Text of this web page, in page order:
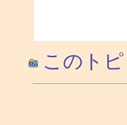
このト